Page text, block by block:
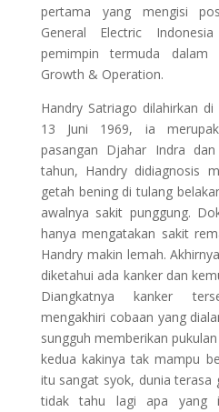
pertama yang mengisi
General Electric
pemimpin termuda dalam
Growth & Operation.
Handry Satriago dilahirkan
13 Juni 1969, ia
pasangan Djahar Indra
tahun, Handry didiagnosis
getah bening di tulang
awalnya sakit punggung.
hanya mengatakan sakit
Handry makin lemah.
diketahui ada kanker dan
Diangkatnya kanker
mengakhiri cobaan yang
sungguh memberikan
kedua kakinya tak mampu
itu sangat syok, dunia terasa
tidak tahu lagi apa yang